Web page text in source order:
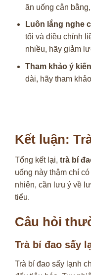
ăn uống cân
Luôn lắng nghe
tối và điều chỉnh
nhiều, hãy giảm
Tham khảo ý
dài, hãy tham
Kết luận:
Tổng kết lại, trà bí
uống này thậm chí
nhiên, cần lưu ý về
tiểu.
Câu hỏi
Trà bí đao sấy
Trà bí đao sấy lạnh